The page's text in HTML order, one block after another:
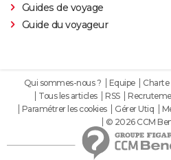
Guides de voyage
Guide du voyageur
Qui sommes-nous ? Equipe Charte
Tous les articles
RSS
Paramétrer les cookies
Gérer Utiq
© 2026 CCM